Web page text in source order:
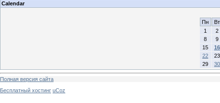
Calendar
Пн
Вт
1
2
8
9
15
16
22
23
29
30
Полная версия сайта
Бесплатный хостинг uCoz